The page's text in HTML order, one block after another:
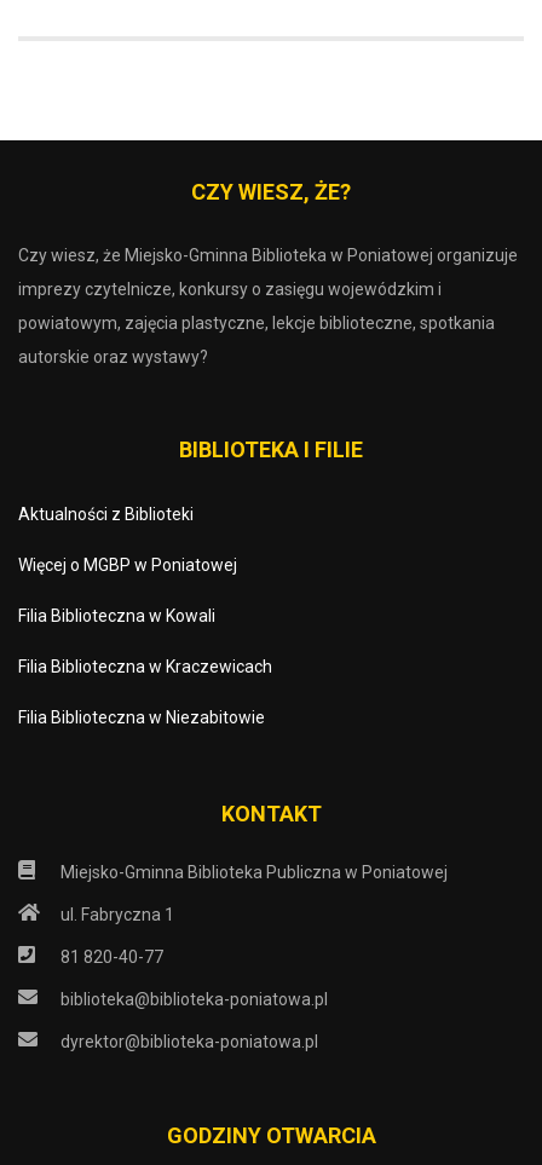
CZY WIESZ, ŻE?
Czy wiesz, że Miejsko-Gminna Biblioteka w Poniatowej organizuje
imprezy czytelnicze, konkursy o zasięgu wojewódzkim i
powiatowym, zajęcia plastyczne, lekcje biblioteczne, spotkania
autorskie oraz wystawy?
BIBLIOTEKA I FILIE
Aktualności z Biblioteki
Więcej o MGBP w Poniatowej
Filia Biblioteczna w Kowali
Filia Biblioteczna w Kraczewicach
Filia Biblioteczna w Niezabitowie
KONTAKT
Miejsko-Gminna Biblioteka Publiczna w Poniatowej
ul. Fabryczna 1
81 820-40-77
biblioteka@biblioteka-poniatowa.pl
dyrektor@biblioteka-poniatowa.pl
GODZINY OTWARCIA